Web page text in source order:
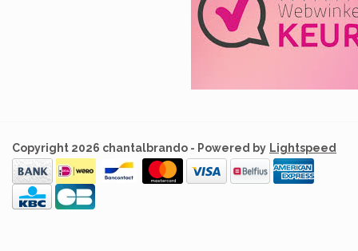
Copyright 2026 chantalbrando - Powered by Lightspeed